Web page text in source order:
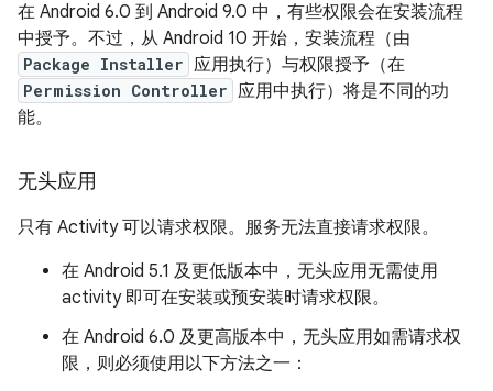
在 Android 6.0 到 Android 9.0 中，有些权限会在安装流程
中授予。不过，从 Android 10 开始，安装流程（由
Package Installer 应用执行）与权限授予（在
Permission Controller 应用中执行）将是不同的功
能。
无头应用
只有 Activity 可以请求权限。服务无法直接请求权限。
在 Android 5.1 及更低版本中，无头应用无需使用
activity 即可在安装或预安装时请求权限。
在 Android 6.0 及更高版本中，无头应用如需请求权
限，则必须使用以下方法之一：